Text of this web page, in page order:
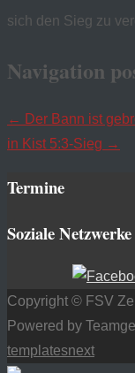
sich den Sieg zu
Navigation
← Der Bann ist
in Kist 5:3-Sieg →
Termine
Soziale Netzwerke
Copyright © FSV
Powered by
templatesnext